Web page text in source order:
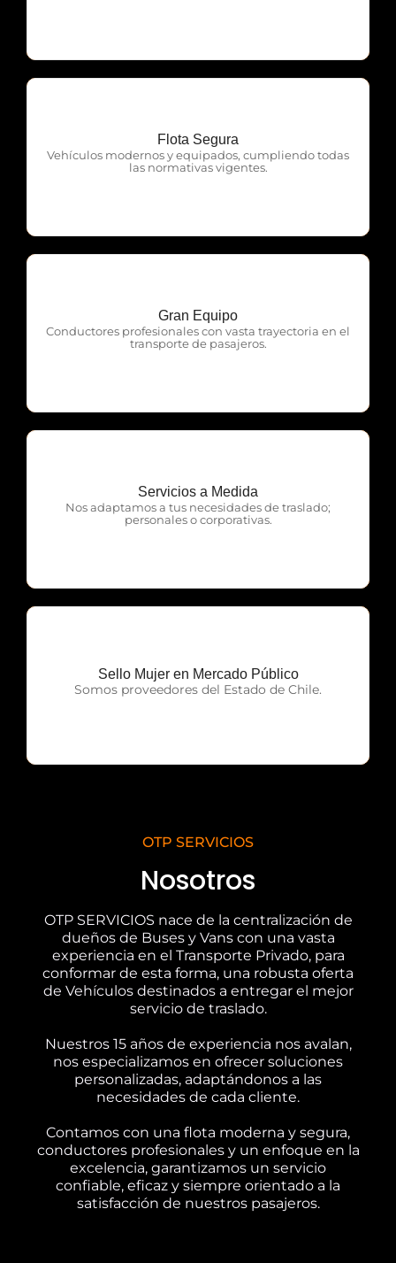
Flota Segura
Vehículos modernos y equipados, cumpliendo todas
las normativas vigentes.
OTP Servicios
Gran Equipo
Conductores profesionales con vasta trayectoria en el
transporte de pasajeros.
OTP Servicios
Servicios a Medida
Nos adaptamos a tus necesidades de traslado;
personales o corporativas.
OTP Servicios
Sello Mujer en Mercado Público
Somos proveedores del Estado de Chile.
OTP Servicios
OTP SERVICIOS
Nosotros
OTP SERVICIOS nace de la centralización de
dueños de Buses y Vans con una vasta
experiencia en el Transporte Privado, para
conformar de esta forma, una robusta oferta
de Vehículos destinados a entregar el mejor
servicio de traslado.
Nuestros 15 años de experiencia nos avalan,
nos especializamos en ofrecer soluciones
personalizadas, adaptándonos a las
necesidades de cada cliente.
Contamos con una flota moderna y segura,
conductores profesionales y un enfoque en la
excelencia, garantizamos un servicio
confiable, eficaz y siempre orientado a la
satisfacción de nuestros pasajeros.